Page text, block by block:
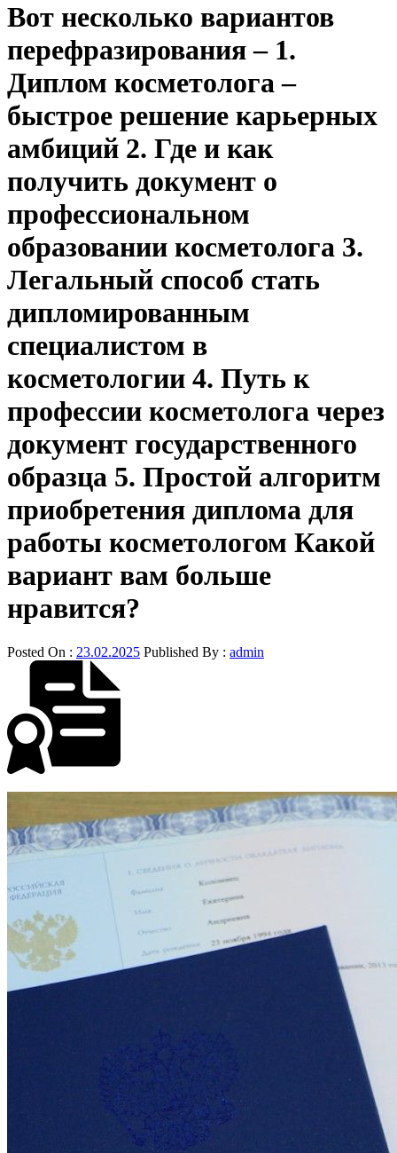
Вот несколько вариантов
перефразирования – 1.
Диплом косметолога –
быстрое решение карьерных
амбиций 2. Где и как
получить документ о
профессиональном
образовании косметолога 3.
Легальный способ стать
дипломированным
специалистом в
косметологии 4. Путь к
профессии косметолога через
документ государственного
образца 5. Простой алгоритм
приобретения диплома для
работы косметологом Какой
вариант вам больше
нравится?
Posted On : 23.02.2025 Published By : admin